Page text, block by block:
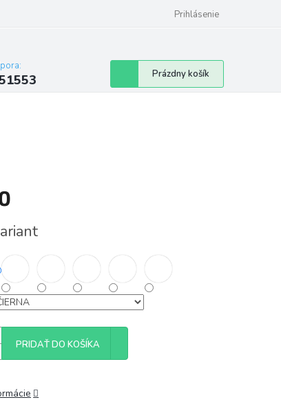
Prihlásenie
Nákupný
košík
Prázdny košík
PRIDAŤ DO KOŠÍKA